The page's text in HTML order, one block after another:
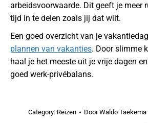
arbeidsvoorwaarde. Dit geeft je meer
tijd in te delen zoals jij dat wilt.
Een goed overzicht van je
plannen van vakanties. Door slimme
haal je het meeste uit je vrije dagen
goed werk-privébalans.
Category: Reizen DoorWaldo Taekema